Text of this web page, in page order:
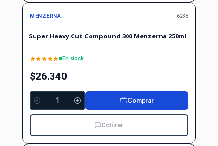
MENZERNA 6238
Super Heavy Cut Compound 300 Menzerna 250ml
En stock
$26.340
Cantidad
Comprar
Cotizar